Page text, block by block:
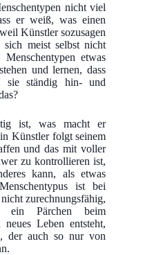
nicht viel
er weiß, was einen
Künstler sozusagen
sich meist selbst nicht
etwas
und lernen, dass
ständig hin- und
ist, was macht er
Künstler folgt seinem
und das mit voller
zu kontrollieren ist,
kann, als etwas
ist bei
zurechnungsfähig,
ein Pärchen beim
Leben entsteht,
der auch so nur von